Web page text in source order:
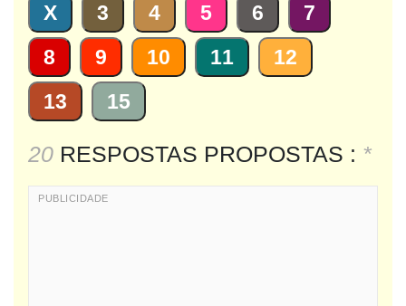
X 3 4 5 6
7
8
9 10 11
12
13
15
20 RESPOSTAS PROPOSTAS : *